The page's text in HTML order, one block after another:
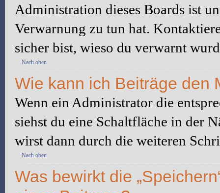
Administration dieses Boards ist
Verwarnung zu tun hat.
sicher bist, wieso du verwarnt
Nach oben
Wie kann ich Beiträge den
Wenn ein Administrator die
siehst du eine Schaltfläche in der
wirst dann durch die weiteren
Nach oben
Was bewirkt die